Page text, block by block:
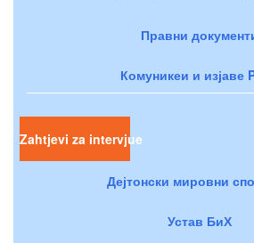
Правни
Комуникеи и изјаве
Zahtjevi za intervjue
Дејтонски мировни
Устав БиХ